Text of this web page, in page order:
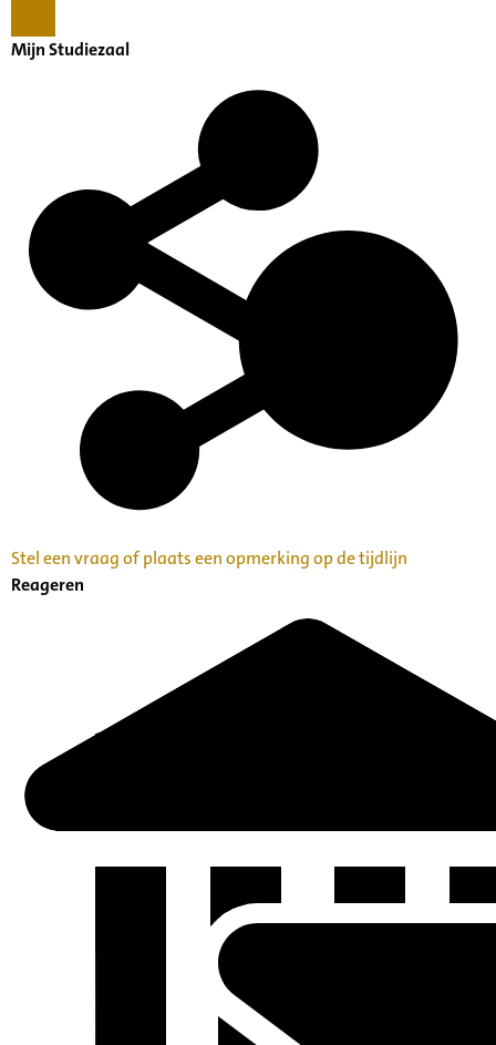
Mijn Studiezaal
Stel een vraag of plaats een opmerking op de tijdlijn
Reageren